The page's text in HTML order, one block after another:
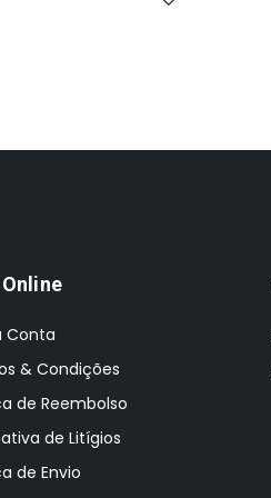
Conta
& Condições
de Reembolso
de Litígios
de Envio